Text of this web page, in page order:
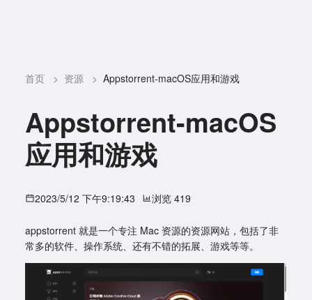
首页 > 资源 > Appstorrent-macOS应用和游戏
Appstorrent-macOS
应用和游戏
2023/5/12 下午9:19:43 浏览 419
appstorrent 就是一个专注 Mac 资源的资源网站，包括了非
常多的软件、操作系统、还有不错的拓展、游戏等等。